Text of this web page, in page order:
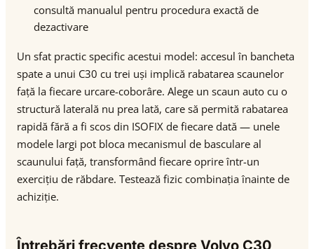
consultă manualul pentru procedura exactă de
dezactivare
Un sfat practic specific acestui model: accesul în bancheta
spate a unui C30 cu trei uși implică rabatarea scaunelor
față la fiecare urcare-coborâre. Alege un scaun auto cu o
structură laterală nu prea lată, care să permită rabatarea
rapidă fără a fi scos din ISOFIX de fiecare dată — unele
modele largi pot bloca mecanismul de basculare al
scaunului față, transformând fiecare oprire într-un
exercițiu de răbdare. Testează fizic combinația înainte de
achiziție.
Întrebări frecvente despre Volvo C30